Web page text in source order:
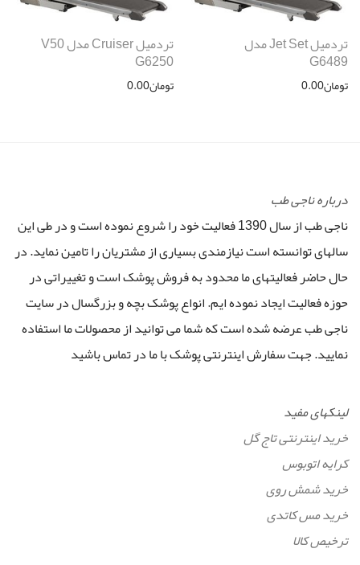
تردمیل Jet Set مدل
G6489
تومان0.00
تردمیل Cruiser مدل V50
G6250
تومان0.00
درباره ناجی طب
ناجی طب از سال 1390 فعالیت خود را شروع نموده است و در طی این
سالهای توانسته است نیازمندی بسیاری از مشتریان را تامین نماید. در
حال حاضر فعالیتهای ما محدود به فروش پوشک است و تغییراتی در
حوزه فعالیت ایجاد نموده ایم. انواع پوشک بچه و بزرگسال در سایت
ناجی طب عرضه شده است که شما می توانید از محصولات ما استفاده
نمایید. جهت سفارش اینترنتی پوشک با ما در تماس باشید
لینکهای مفید
خرید اینترنتی تاج گل
کرایه اتوبوس
خرید شمش روی
خرید مس کاتدی
ترخیص کالا